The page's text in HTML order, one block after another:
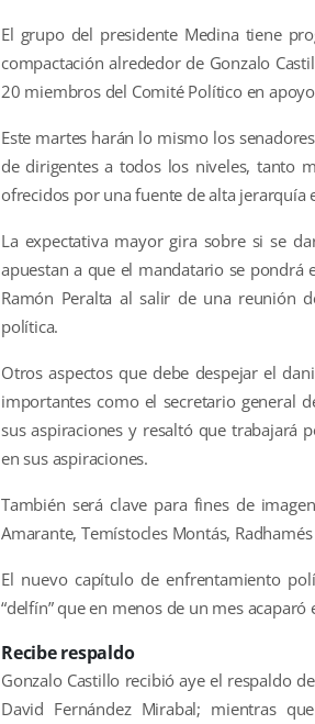
El grupo del presidente Medina tiene
compactación alrededor de Gonzalo
20 miembros del Comité Político en
Este martes harán lo mismo los
de dirigentes a todos los niveles, tanto
ofrecidos por una fuente de alta jerarquía
La expectativa mayor gira sobre si se
apuestan a que el mandatario se pondrá
Ramón Peralta al salir de una reunión
política.
Otros aspectos que debe despejar el
importantes como el secretario general
sus aspiraciones y resaltó que trabajará
en sus aspiraciones.
También será clave para fines de
Amarante, Temístocles Montás,
El nuevo capítulo de enfrentamiento
“delfín” que en menos de un mes
Recibe respaldo
Gonzalo Castillo recibió aye el respaldo
David Fernández Mirabal; mientras